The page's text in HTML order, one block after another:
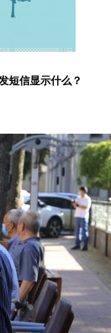
短信显示什么？